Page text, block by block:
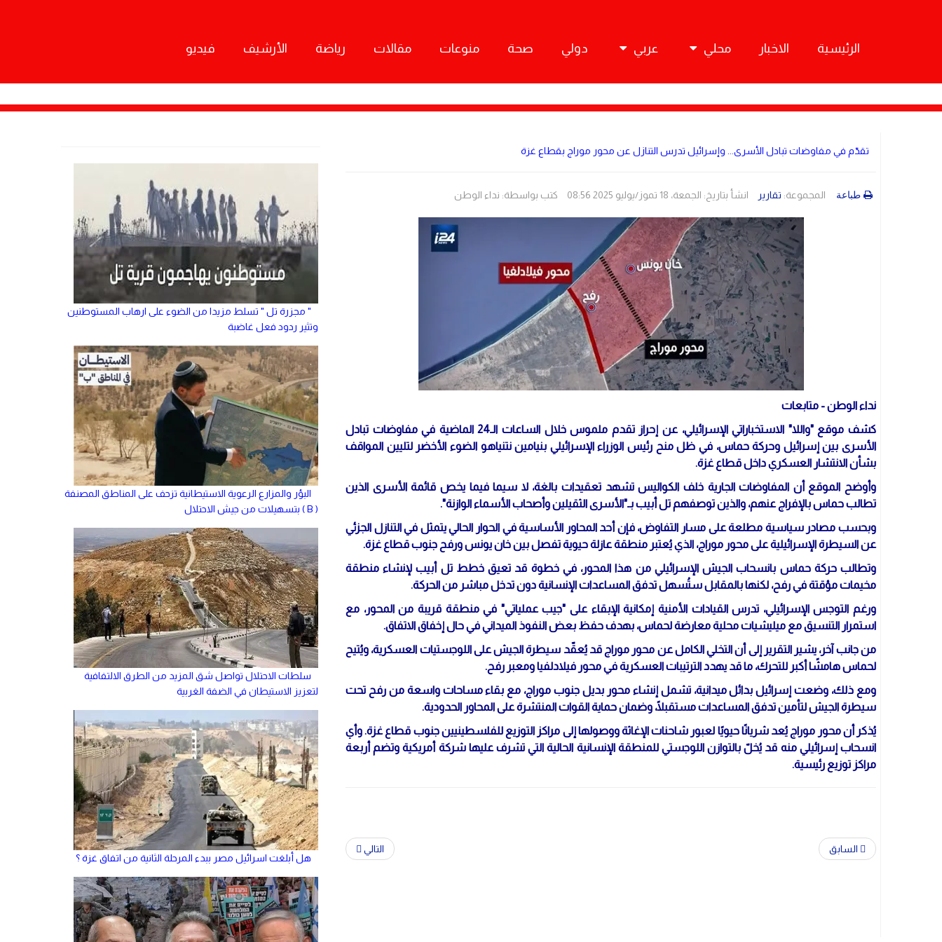
الرئيسية الاخبار محلي عربي دولي صحة منوعات مقالات رياضة الأرشيف فيديو
تقدّم في مفاوضات تبادل الأسرى... وإسرائيل تدرس التنازل عن محور موراج بقطاع غزة
المجموعة: تقارير انشأ بتاريخ: الجمعة، 18 تموز/يوليو 2025 08:56 كتب بواسطة: نداء الوطن طباعة
نداء الوطن - متابعات
كشف موقع "واللا" الاستخباراتي الإسرائيلي، عن إحراز تقدم ملموس خلال الساعات الـ24 الماضية في مفاوضات تبادل
الأسرى بين إسرائيل وحركة حماس، في ظل منح رئيس الوزراء الإسرائيلي بنيامين نتنياهو الضوء الأخضر لتليين المواقف
بشأن الانتشار العسكري داخل قطاع غزة.
وأوضح الموقع أن المفاوضات الجارية خلف الكواليس تشهد تعقيدات بالغة، لا سيما فيما يخص قائمة الأسرى الذين
تطالب حماس بالإفراج عنهم، والذين توصفهم تل أبيب بـ"الأسرى الثقيلين وأصحاب الأسماء الوازنة".
وبحسب مصادر سياسية مطلعة على مسار التفاوض، فإن أحد المحاور الأساسية في الحوار الحالي يتمثل في التنازل الجزئي
عن السيطرة الإسرائيلية على محور موراج، الذي يُعتبر منطقة عازلة حيوية تفصل بين خان يونس ورفح جنوب قطاع غزة.
وتطالب حركة حماس بانسحاب الجيش الإسرائيلي من هذا المحور، في خطوة قد تعيق خطط تل أبيب لإنشاء منطقة
مخيمات مؤقتة في رفح، لكنها بالمقابل ستُسهل تدفق المساعدات الإنسانية دون تدخل مباشر من الحركة.
ورغم التوجس الإسرائيلي، تدرس القيادات الأمنية إمكانية الإبقاء على "جيب عملياتي" في منطقة قريبة من المحور، مع
استمرار التنسيق مع ميليشيات محلية معارضة لحماس، بهدف حفظ بعض النفوذ الميداني في حال إخفاق الاتفاق.
من جانب آخر، يشير التقرير إلى أن التخلي الكامل عن محور موراج قد يُعقّد سيطرة الجيش على اللوجستيات العسكرية، ويُتيح
لحماس هامشًا أكبر للتحرك، ما قد يهدد الترتيبات العسكرية في محور فيلادلفيا ومعبر رفح.
ومع ذلك، وضعت إسرائيل بدائل ميدانية، تشمل إنشاء محور بديل جنوب موراج، مع بقاء مساحات واسعة من رفح تحت
سيطرة الجيش لتأمين تدفق المساعدات مستقبلًا، وضمان حماية القوات المنتشرة على المحاور الحدودية.
يُذكر أن محور موراج يُعد شريانًا حيويًا لعبور شاحنات الإغاثة ووصولها إلى مراكز التوزيع للفلسطينيين جنوب قطاع غزة. وأي
انسحاب إسرائيلي منه قد يُخلّ بالتوازن اللوجستي للمنطقة الإنسانية الحالية التي تشرف عليها شركة أمريكية وتضم أربعة
مراكز توزيع رئيسية.
السابق التالي
" مجزرة تل " تسلط مزيدا من الضوء على ارهاب المستوطنين
وتثير ردود فعل غاضبة
البؤر والمزارع الرعوية الاستيطانية تزحف على المناطق المصنفة
( B ) بتسهيلات من جيش الاحتلال
سلطات الاحتلال تواصل شق المزيد من الطرق الالتفافية
لتعزيز الاستيطان في الضفة الغربية
هل أبلغت اسرائيل مصر ببدء المرحلة الثانية من اتفاق غزة ؟